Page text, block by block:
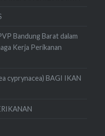
Bandung Barat dalam
Kerja Perikanan
cyprynacea) BAGI IKAN